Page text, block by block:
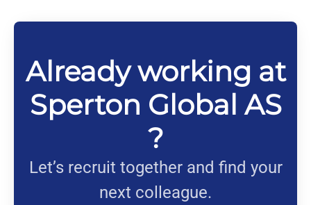
Already working at
Sperton Global AS
?
Let’s recruit together and find your
next colleague.